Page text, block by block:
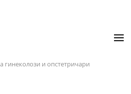
гинеколози и опстетричари